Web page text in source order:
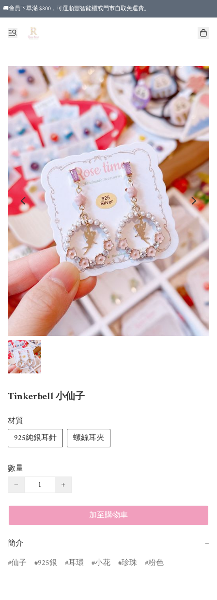
🚚會員下單滿 $800，可選順豐智能櫃或門市自取免運費。
Tinkerbell 小仙子
材質
925純銀耳針
螺絲耳夾
數量
−
+
加至購物車
簡介
−
仙子
925銀 耳環 小花 珍珠 粉色